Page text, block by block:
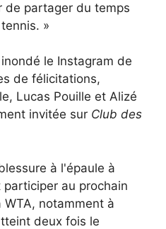
de partager du temps
»
le Instagram de
de félicitations,
Lucas Pouille et Alizé
invitée sur Club des
à l'épaule à
au prochain
notamment à
deux fois le